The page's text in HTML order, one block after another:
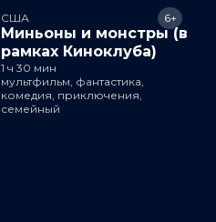
США
Миньоны и монстры (в
рамках Киноклуба)
6+
1 ч 30 мин
мультфильм, фантастика,
комедия, приключения,
семейный